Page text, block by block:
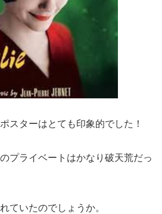
スターはとても印象的でした！
プライベートはかなり破天荒だっ
ていたのでしょうか。